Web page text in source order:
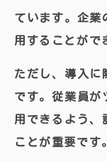
ています。企業
用することがで
ただし、導入に
です。従業員が
用できるよう、
ことが重要です